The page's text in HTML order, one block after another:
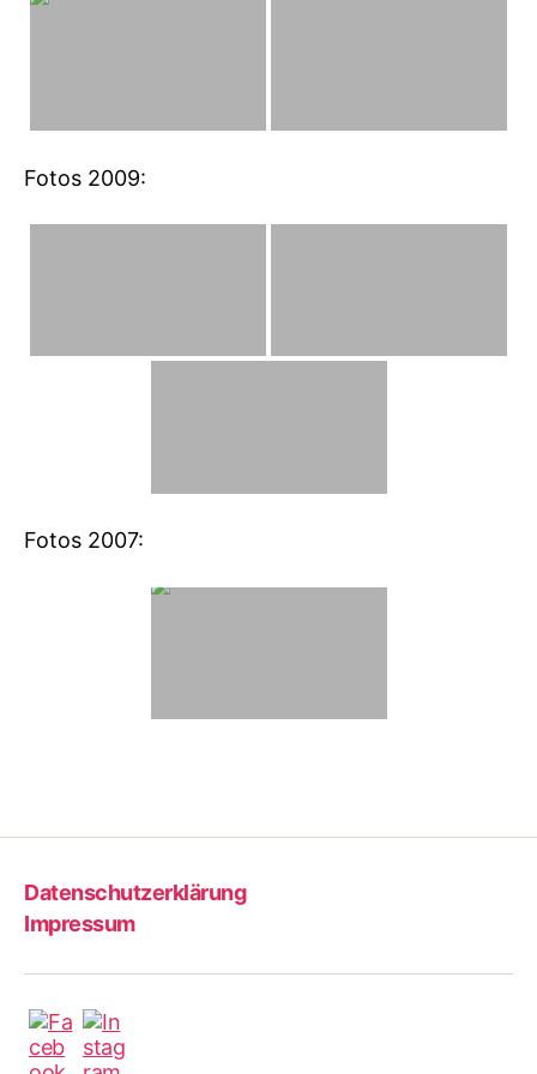
Fotos 2009:
Fotos 2007:
Datenschutzerklärung
Impressum